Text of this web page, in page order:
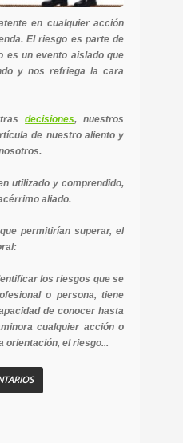
en cualquier acción
El riesgo es parte de
es un evento aislado que
y nos refriega la cara
decisiones, nuestros
de nuestro aliento y
utilizado y comprendido,
aliado.
permitirían superar, el
los riesgos que se
o persona, tiene
de conocer hasta
cualquier acción o
orientación, el riesgo...